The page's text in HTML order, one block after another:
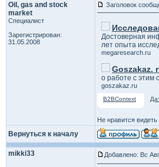
Oil, gas and stock
market
Специалист
Зарегистрирован:
31.05.2008
Заголовок
Достоверная
лет опыта
megaresearch.ru
Goszakaz.
о работе с этим
goszakaz.ru
B2BContext
Не нравится
Вернуться к началу
mikki33 Добавлено: Вс